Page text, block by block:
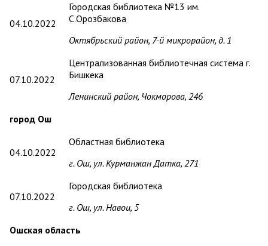
04.10.2022
Городская библиотека №13 им.
С.Орозбакова
Октябрьский район, 7-й микрорайон, д. 1
07.10.2022
Централизованная библиотечная система г.
Бишкека
Ленинский район, Чокморова, 246
город Ош
04.10.2022
Областная библиотека
г. Ош, ул. Курманжан Датка, 271
07.10.2022
Городская библиотека
г. Ош, ул. Навои, 5
Ошская область